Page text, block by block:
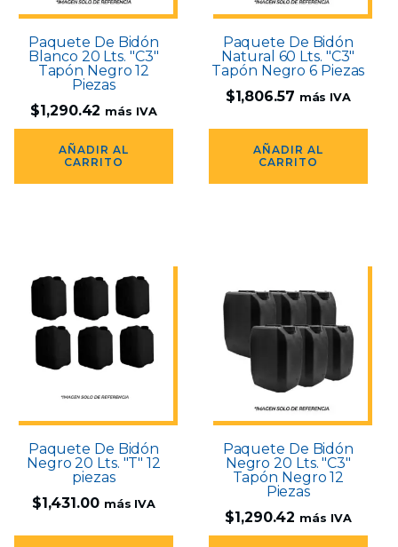
Paquete De Bidón
Blanco 20 Lts. "C3"
Tapón Negro 12
Piezas
$1,290.42 más IVA
AÑADIR AL
CARRITO
Paquete De Bidón
Natural 60 Lts. "C3"
Tapón Negro 6 Piezas
$1,806.57 más IVA
AÑADIR AL
CARRITO
Paquete De Bidón
Negro 20 Lts. "T" 12
piezas
$1,431.00 más IVA
Paquete De Bidón
Negro 20 Lts. "C3"
Tapón Negro 12
Piezas
$1,290.42 más IVA